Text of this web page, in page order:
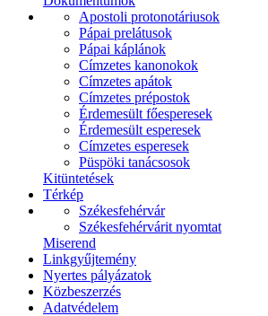
Apostoli protonotáriusok
Pápai prelátusok
Pápai káplánok
Címzetes kanonokok
Címzetes apátok
Címzetes prépostok
Érdemesült főesperesek
Érdemesült esperesek
Címzetes esperesek
Püspöki tanácsosok
Kitüntetések
Térkép
Székesfehérvár
Székesfehérvárit nyomtat
Miserend
Linkgyűjtemény
Nyertes pályázatok
Közbeszerzés
Adatvédelem